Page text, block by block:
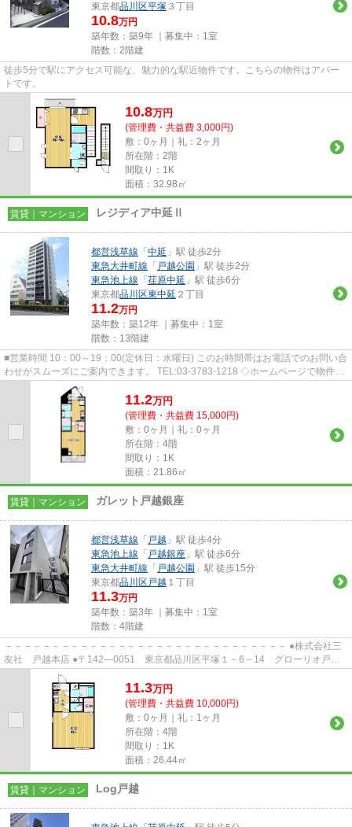
東京都品川区平塚 ３丁目
10.8万円
築年数：築9年 ｜募集中： 1室
階数：2階建
徒歩5分で駅にアクセス可能な、魅力的な駅近物件です。こちらの物件はアパー
トです。
10.8万円
(管理費・共益費 3,000円)
敷：0ヶ月｜礼：2ヶ月
所在階：2階
間取り：1K
面積：32.98㎡
賃貸｜マンション レジディア中延Ⅱ
都営浅草線 「 中延 」駅 徒歩2分
東急大井町線 「 戸越公園 」駅 徒歩2分
東急池上線 「 荏原中延 」駅 徒歩6分
東京都品川区東中延 ２丁目
11.2万円
築年数：築12年 ｜募集中： 1室
階数：13階建
■営業時間 10：00～19：00(定休日：水曜日) このお時間帯はお電話でのお問い合
わせがスムーズにご案内できます。 TEL:03-3783-1218 ◇ホームページで物件探
しや来店予約◇ 弊社ホー...
11.2万円
(管理費・共益費 15,000円)
敷：0ヶ月｜礼：0ヶ月
所在階：4階
間取り：1K
面積：21.86㎡
賃貸｜マンション ガレット戸越銀座
都営浅草線 「 戸越 」駅 徒歩4分
東急池上線 「 戸越銀座 」駅 徒歩6分
東急大井町線 「 戸越公園 」駅 徒歩15分
東京都品川区 戸越 １丁目
11.3万円
築年数：築3年 ｜募集中： 1室
階数：4階建
－－－－－－－－－－－－－－－－－－－－－－－－－－－－－－ ●株式会社三
友社 戸越本店 ●〒142―0051 東京都品川区平塚１－6－14 グローリオ戸越
銀座1階 ●TEL：03-3783-1218...
11.3万円
(管理費・共益費 10,000円)
敷：0ヶ月｜礼：1ヶ月
所在階：4階
間取り：1K
面積：26.44㎡
賃貸｜マンション Log戸越